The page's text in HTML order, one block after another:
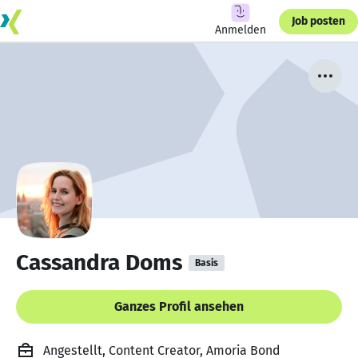
Anmelden
Job posten
Cassandra Doms Basis
Ganzes Profil ansehen
Angestellt, Content Creator, Amoria Bond